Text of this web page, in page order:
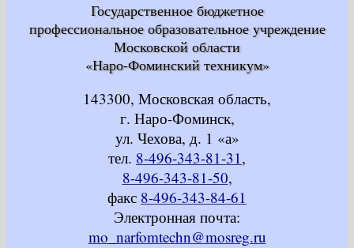
Государственное бюджетное
профессиональное образовательное учреждение
Московской области
«Наро-Фоминский техникум»
143300, Московская область,
г. Наро-Фоминск,
ул. Чехова, д. 1 «а»
тел. 8-496-343-81-31,
8-496-343-81-50,
факс 8-496-343-84-61
Электронная почта:
mo_narfomtechn@mosreg.ru